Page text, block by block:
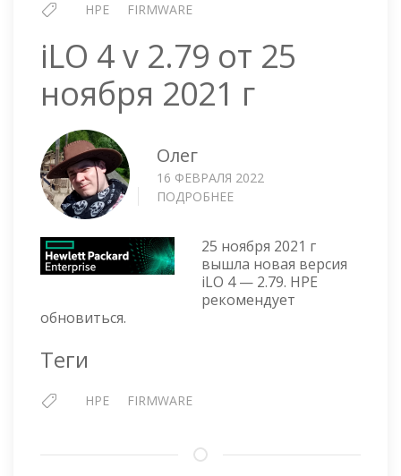
HPE FIRMWARE
iLO 4 v 2.79 от 25
ноября 2021 г
Олег
16 ФЕВРАЛЯ 2022
ПОДРОБНЕЕ
V
2.79
ОТ
25
25 ноября 2021 г
вышла новая версия
iLO 4 — 2.79. HPE
рекомендует
обновиться.
Теги
HPE FIRMWARE